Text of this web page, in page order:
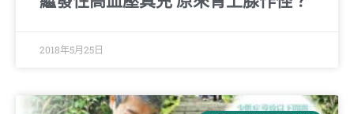
2018年5月25日